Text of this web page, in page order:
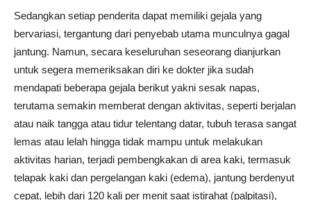
Sedangkan setiap penderita dapat memiliki gejala yang
bervariasi, tergantung dari penyebab utama munculnya gagal
jantung. Namun, secara keseluruhan seseorang dianjurkan
untuk segera memeriksakan diri ke dokter jika sudah
mendapati beberapa gejala berikut yakni sesak napas,
terutama semakin memberat dengan aktivitas, seperti berjalan
atau naik tangga atau tidur telentang datar, tubuh terasa sangat
lemas atau lelah hingga tidak mampu untuk melakukan
aktivitas harian, terjadi pembengkakan di area kaki, termasuk
telapak kaki dan pergelangan kaki (edema), jantung berdenyut
cepat, lebih dari 120 kali per menit saat istirahat (palpitasi),